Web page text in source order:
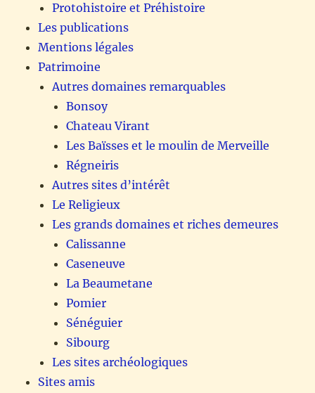
Protohistoire et Préhistoire
Les publications
Mentions légales
Patrimoine
Autres domaines remarquables
Bonsoy
Chateau Virant
Les Baïsses et le moulin de Merveille
Régneiris
Autres sites d’intérêt
Le Religieux
Les grands domaines et riches demeures
Calissanne
Caseneuve
La Beaumetane
Pomier
Sénéguier
Sibourg
Les sites archéologiques
Sites amis